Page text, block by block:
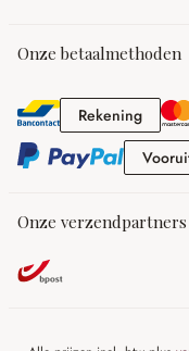
Onze betaalmethoden
Rekening
Onze verzendpartners